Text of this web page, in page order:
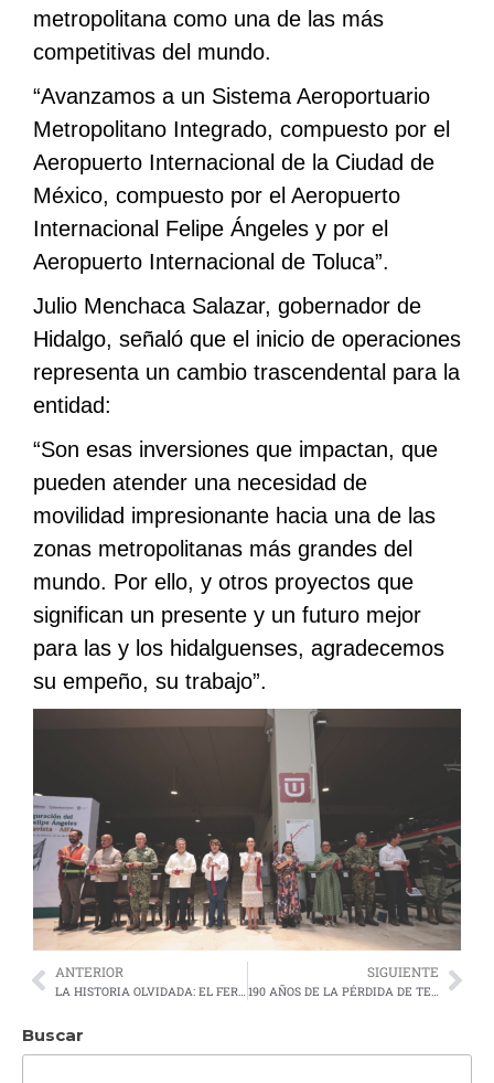
metropolitana como una de las más
competitivas del mundo.
“Avanzamos a un Sistema Aeroportuario
Metropolitano Integrado, compuesto por el
Aeropuerto Internacional de la Ciudad de
México, compuesto por el Aeropuerto
Internacional Felipe Ángeles y por el
Aeropuerto Internacional de Toluca”.
Julio Menchaca Salazar, gobernador de
Hidalgo, señaló que el inicio de operaciones
representa un cambio trascendental para la
entidad:
“Son esas inversiones que impactan, que
pueden atender una necesidad de
movilidad impresionante hacia una de las
zonas metropolitanas más grandes del
mundo. Por ello, y otros proyectos que
significan un presente y un futuro mejor
para las y los hidalguenses, agradecemos
su empeño, su trabajo”.
ANTERIOR SIGUIENTE
Buscar